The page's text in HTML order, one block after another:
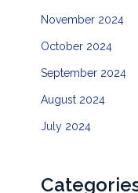
November 2024
October 2024
September 2024
August 2024
July 2024